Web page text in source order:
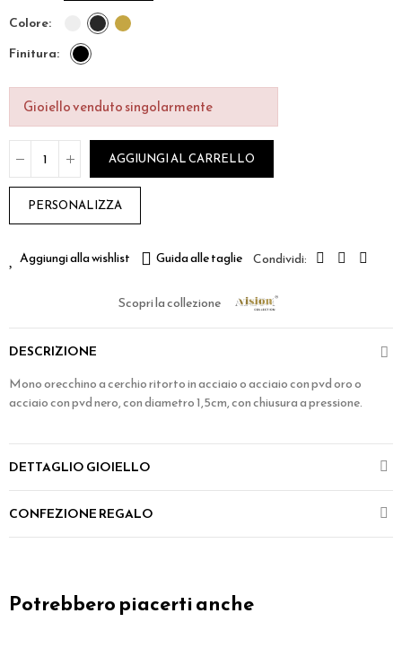
colore
finitura
Gioiello venduto singolarmente
AGGIUNGI AL CARRELLO
PERSONALIZZA
Aggiungi alla wishlist Guida alle taglie
Scopri la collezione
DESCRIZIONE
Mono orecchino a cerchio ritorto in acciaio o acciaio con pvd oro o
acciaio con pvd nero, con diametro 1,5cm, con chiusura a pressione.
DETTAGLIO GIOIELLO
CONFEZIONE REGALO
Potrebbero piacerti anche